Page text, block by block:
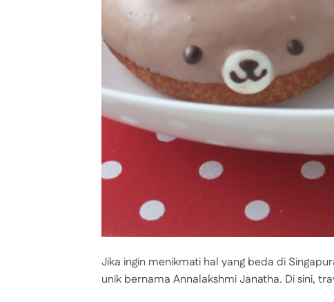
Jika ingin menikmati hal yang beda di
unik bernama Annalakshmi Janatha. Di sini,